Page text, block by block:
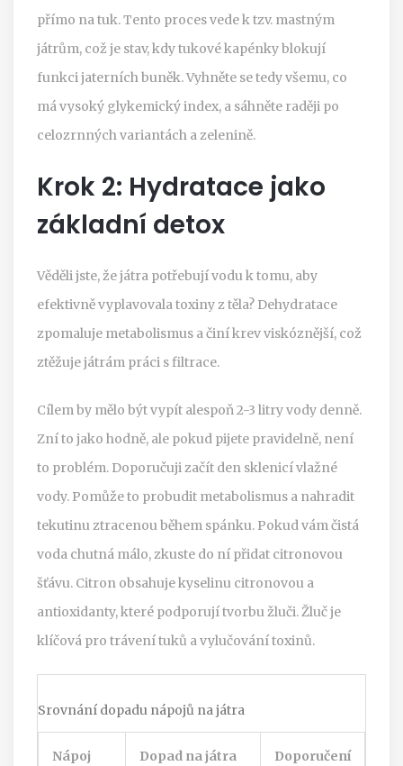
přímo na tuk. Tento proces vede k tzv. mastným
játrům, což je stav, kdy tukové kapénky blokují
funkci jaterních buněk. Vyhněte se tedy všemu, co
má vysoký glykemický index, a sáhněte raději po
celozrnných variantách a zelenině.
Krok 2: Hydratace jako
základní detox
Věděli jste, že játra potřebují vodu k tomu, aby
efektivně vyplavovala toxiny z těla? Dehydratace
zpomaluje metabolismus a činí krev viskóznější, což
ztěžuje játrám práci s filtrace.
Cílem by mělo být vypít alespoň 2-3 litry vody denně.
Zní to jako hodně, ale pokud pijete pravidelně, není
to problém. Doporučuji začít den sklenicí vlažné
vody. Pomůže to probudit metabolismus a nahradit
tekutinu ztracenou během spánku. Pokud vám čistá
voda chutná málo, zkuste do ní přidat citronovou
šťávu. Citron obsahuje kyselinu citronovou a
antioxidanty, které podporují tvorbu žluči. Žluč je
klíčová pro trávení tuků a vylučování toxinů.
Srovnání dopadu nápojů na játra
Nápoj Dopad na játra Doporučení